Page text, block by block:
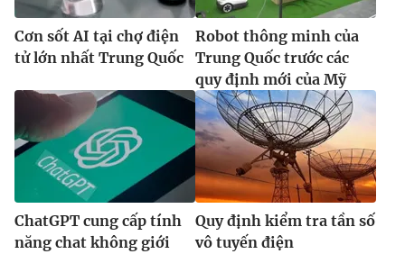
Cơn sốt AI tại chợ điện
tử lớn nhất Trung Quốc
Robot thông minh của
Trung Quốc trước các
quy định mới của Mỹ
ChatGPT cung cấp tính
năng chat không giới
Quy định kiểm tra tần số
vô tuyến điện